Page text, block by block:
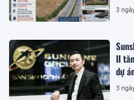
3
II
dự
3